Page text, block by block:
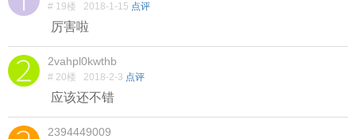
# 19楼 2018-1-15 点评
厉害啦
2vahpl0kwthb
# 20楼 2018-2-3 点评
应该还不错
2394449009